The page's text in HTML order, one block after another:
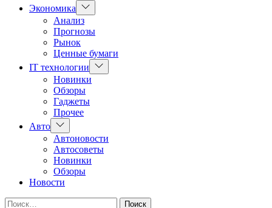
Экономика
Показать
подменю
Анализ
Прогнозы
Рынок
Ценные бумаги
IT технологии
Показать
подменю
Новинки
Обзоры
Гаджеты
Прочее
Авто Показать
подменю
Автоновости
Автосоветы
Новинки
Обзоры
Новости
Найти: